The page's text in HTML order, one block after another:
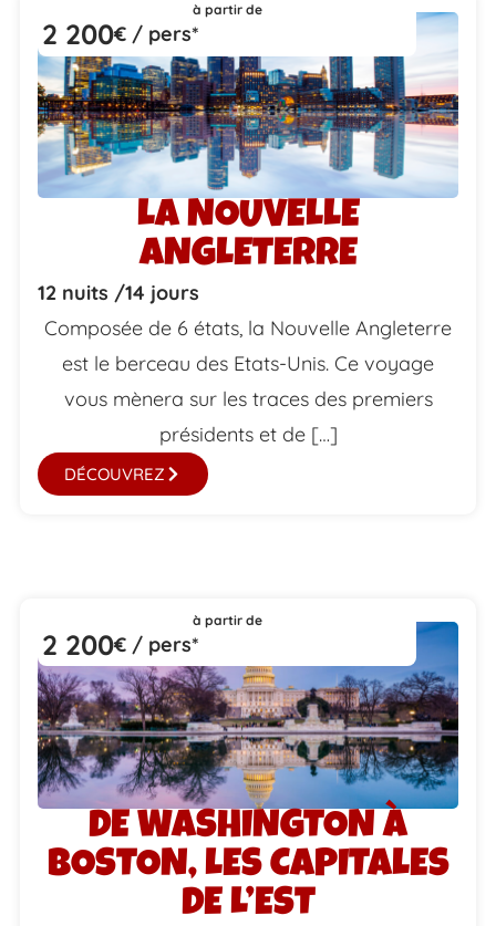
à partir de
2 200€ / pers*
LA NOUVELLE
ANGLETERRE
12 nuits /14 jours
Composée de 6 états, la Nouvelle Angleterre
est le berceau des Etats-Unis. Ce voyage
vous mènera sur les traces des premiers
présidents et de […]
DÉCOUVREZ
à partir de
2 200€ / pers*
DE WASHINGTON À
BOSTON, LES CAPITALES
DE L’EST